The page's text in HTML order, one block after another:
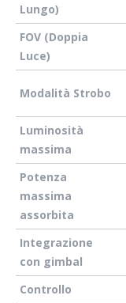
Lungo)
FOV (Doppia
Luce)
Modalità Strobo
Luminosità
massima
Potenza
massima
assorbita
Integrazione
con gimbal
Controllo